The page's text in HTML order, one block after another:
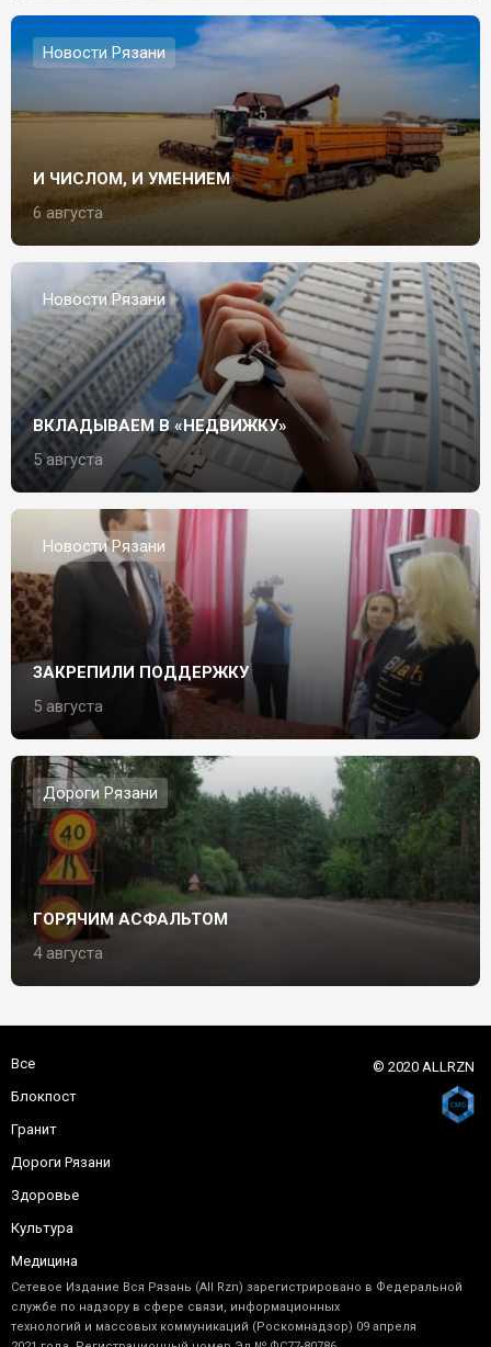
Новости Рязани
И ЧИСЛОМ, И УМЕНИЕМ
6 августа
Новости Рязани
ВКЛАДЫВАЕМ В «НЕДВИЖКУ»
5 августа
Новости Рязани
ЗАКРЕПИЛИ ПОДДЕРЖКУ
5 августа
Дороги Рязани
ГОРЯЧИМ АСФАЛЬТОМ
4 августа
Все
Блокпост
Гранит
Дороги Рязани
Здоровье
Культура
Медицина
Сетевое Издание Вся Рязань (All Rzn) зарегистрировано в Федеральной
службе по надзору в сфере связи, информационных
технологий и массовых коммуникаций (Роскомнадзор) 09 апреля
© 2020 ALLRZN